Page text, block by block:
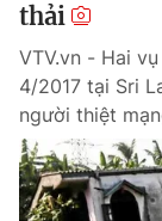
thải
VTV.vn - Hai
4/2017 tại Sri
người thiệt